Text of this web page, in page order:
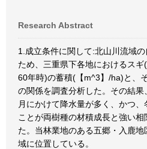
Research Abstract
1.成立条件に関して:北山川流域
ため、三重県下各地におけるス
60年時)の蓄積(【m^3】/ha)と、
の関係を調査分析した。その結
月にかけて降水量が多く、かつ
ことが両樹種の材積成長と強い
た。当林業地のある五郷・入鹿
域に位置している。